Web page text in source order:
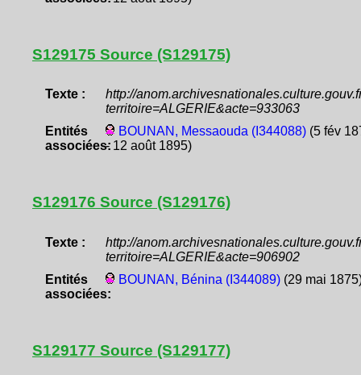
S129175 Source (S129175)
Texte :
http://
territoire=ALGERIE&acte=933063
Entités
associées:
BOUNAN, Messaouda (I344088)(5 fév
- 12 août 1895)
S129176 Source (S129176)
Texte :
http://
territoire=ALGERIE&acte=906902
Entités
associées:
BOUNAN, Bénina (I344089)(29 mai
S129177 Source (S129177)